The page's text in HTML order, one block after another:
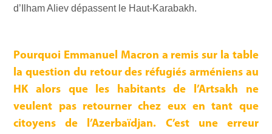
d’Ilham Aliev dépassent le Haut-Karabakh.
Pourquoi Emmanuel Macron a remis sur la table
la question du retour des réfugiés arméniens au
HK alors que les habitants de l’Artsakh ne
veulent pas retourner chez eux en tant que
citoyens de l’Azerbaïdjan. C’est une erreur